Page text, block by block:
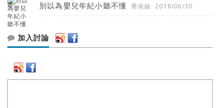
別以為嬰兒年紀小聽不懂 喬依絲 2018/06/30
加入討論